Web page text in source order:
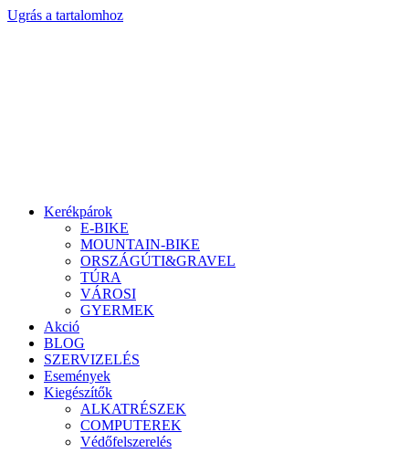
Ugrás a tartalomhoz
Kerékpárok
E-BIKE
MOUNTAIN-BIKE
ORSZÁGÚTI&GRAVEL
TÚRA
VÁROSI
GYERMEK
Akció
BLOG
SZERVIZELÉS
Események
Kiegészítők
ALKATRÉSZEK
COMPUTEREK
Védőfelszerelés